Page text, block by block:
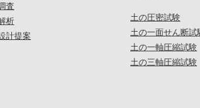
査
析
計提案
土の圧密試験
土の一面せん断試
土の一軸圧縮試験
土の三軸圧縮試験